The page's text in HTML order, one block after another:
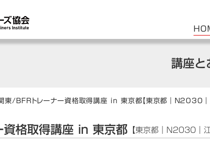
講座
東/BFRトレーナー資格取得講座 in 東京都【東京都｜N2030
格取得講座 in 東京都 【東京都｜N2030